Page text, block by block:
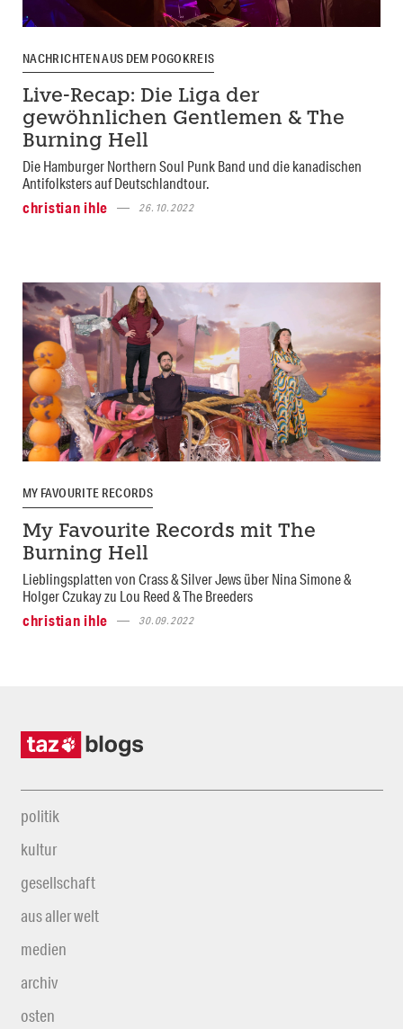
NACHRICHTEN AUS DEM POGOKREIS
Live-Recap: Die Liga der
gewöhnlichen Gentlemen & The
Burning Hell
Die Hamburger Northern Soul Punk Band und die kanadischen
Antifolksters auf Deutschlandtour.
christian ihle
26.10.2022
MY FAVOURITE RECORDS
My Favourite Records mit The
Burning Hell
Lieblingsplatten von Crass & Silver Jews über Nina Simone &
Holger Czukay zu Lou Reed & The Breeders
christian ihle
30.09.2022
politik
kultur
gesellschaft
aus aller welt
medien
archiv
osten